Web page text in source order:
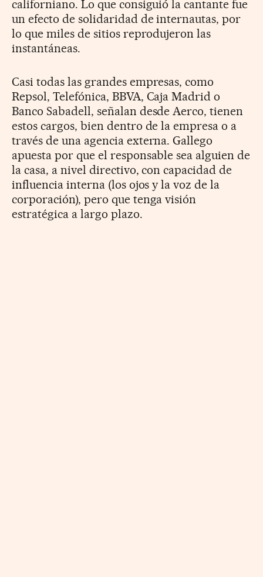
californiano. Lo que consiguió la cantante fue
un efecto de solidaridad de internautas, por
lo que miles de sitios reprodujeron las
instantáneas.
Casi todas las grandes empresas, como
Repsol, Telefónica, BBVA, Caja Madrid o
Banco Sabadell, señalan desde Aerco, tienen
estos cargos, bien dentro de la empresa o a
través de una agencia externa. Gallego
apuesta por que el responsable sea alguien de
la casa, a nivel directivo, con capacidad de
influencia interna (los ojos y la voz de la
corporación), pero que tenga visión
estratégica a largo plazo.